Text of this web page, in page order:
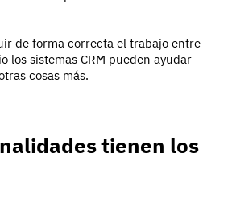
de forma correcta el trabajo entre
los sistemas CRM pueden ayudar
cosas más.
tienen los